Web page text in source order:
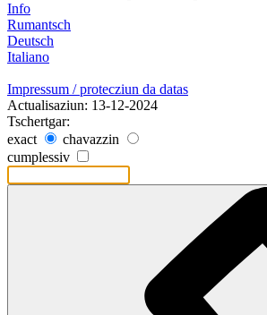
Info
Rumantsch
Deutsch
Italiano
Impressum / protecziun da datas
Actualisaziun: 13-12-2024
Tschertgar:
exact
chavazzin
cumplessiv